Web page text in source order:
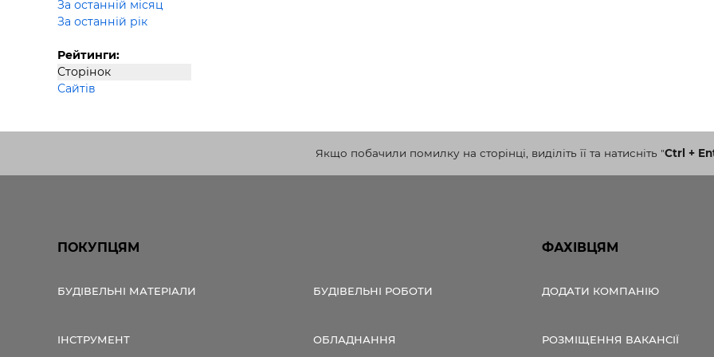
За останній місяц
За останній рік
Рейтинги:
Сторінок
Сайтів
Якщо побачили помилку на сторінці, виділіть її та натисніть "Ctrl +
ПОКУПЦЯМ
БУДІВЕЛЬНІ МАТЕРІАЛИ БУДІВЕЛЬНІ РОБОТИ
ІНСТРУМЕНТ ОБЛАДНАННЯ
ФАХІВЦЯМ
ДОДАТИ КОМПАНІЮ
РОЗМІЩЕННЯ ВАКАНСІЇ